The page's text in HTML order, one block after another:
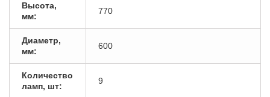
Высота,
мм:
770
Диаметр,
мм:
600
Количество
ламп, шт:
9